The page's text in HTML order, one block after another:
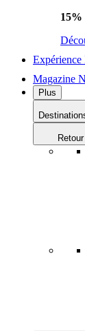
15%
Expérience
Magazine
Plus
Retour